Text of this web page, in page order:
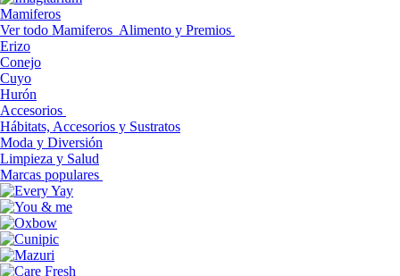
Mamiferos
Ver todo Mamiferos Alimento y Premios
Erizo
Conejo
Cuyo
Hurón
Accesorios
Hábitats, Accesorios y Sustratos
Moda y Diversión
Limpieza y Salud
Marcas populares